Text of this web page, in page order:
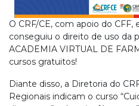
O CRF/CE, com apoio do
conseguiu o direito de uso da
ACADEMIA VIRTUAL DE
cursos gratuitos!
Diante disso, a Diretoria do
Regionais indicam o curso